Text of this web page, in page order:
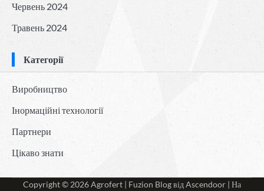
Червень 2024
Травень 2024
Категорії
Виробництво
Інормаційні технології
Партнери
Цікаво знати
Copyright © 2026Agrofert | Fuzion Blog відAscendoor | На